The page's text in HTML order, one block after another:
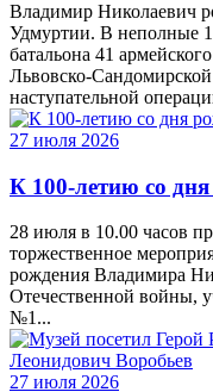
Владимир Николаевич
Удмуртии. В неполные
батальона 41
Львовско-Сандомирской
наступательной
27 июля 2026
К 100-летию со
28 июля в 10.00 часов
торжественное
рождения Владимира
Отечественной войны,
№1...
27 июля 2026